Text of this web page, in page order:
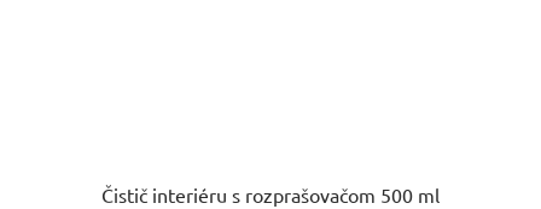
Čistič interiéru s rozprašovačom 500 ml